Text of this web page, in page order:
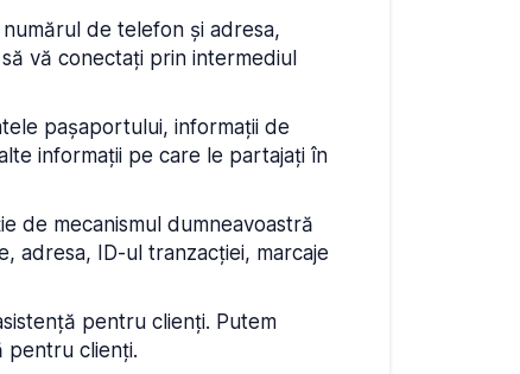
de telefon și adresa,
vă conectați prin intermediul
pașaportului, informații de
informații pe care le partajați în
de mecanismul dumneavoastră
adresa, ID-ul tranzacției, marcaje
pentru clienți. Putem
pentru clienți.